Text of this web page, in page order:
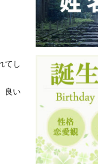
てし
良い